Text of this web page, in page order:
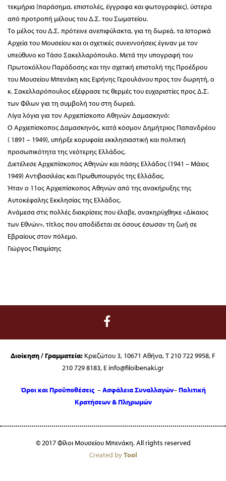
τεκμήρια (παράσημα, επιστολές, έγγραφα και φωτογραφίες), ύστερα
από προτροπή μέλους του Δ.Σ. του Σωματείου.
Το μέλος του Δ.Σ. πρότεινε ανεπιφύλακτα, για τη δωρεά, τα Ιστορικά
Αρχεία του Μουσείου και οι σχετικές συνεννοήσεις έγιναν με τον
υπεύθυνο κο Τάσο Σακελλαρόπουλο. Μετά την υπογραφή του
Πρωτοκόλλου Παράδοσης και την σχετική επιστολή της Προέδρου
του Μουσείου Μπενάκη κας Ειρήνης Γερουλάνου προς τον δωρητή, ο
κ. Σακελλαρόπουλος εξέφρασε τις θερμές του ευχαριστίες προς Δ.Σ.
των Φίλων για τη συμβολή του στη δωρεά.
Λίγα λόγια για τον Αρχιεπίσκοπο Αθηνών Δαμασκηνό:
Ο Αρχιεπίσκοπος Δαμασκηνός, κατά κόσμον Δημήτριος Παπανδρέου
( 1891 – 1949), υπήρξε κορυφαία εκκλησιαστική και πολιτική
προσωπικότητα της νεότερης Ελλάδος.
Διετέλεσε Αρχιεπίσκοπος Αθηνών και πάσης Ελλάδος (1941 – Μάιος
1949) Αντιβασιλέας και Πρωθυπουργός της Ελλάδας.
Ήταν ο 11ος Αρχιεπίσκοπος Αθηνών από της ανακήρυξης της
Αυτοκέφαλης Εκκλησίας της Ελλάδος.
Ανάμεσα στις πολλές διακρίσεις που έλαβε, ανακηρύχθηκε «Δίκαιος
των Εθνών», τίτλος που αποδίδεται σε όσους έσωσαν τη ζωή σε
Εβραίους στον πόλεμο.
Γιώργος Πισιμίσης
Διοίκηση / Γραμματεία: Κριεζώτου 3, 10671 Αθήνα, T 210 722 9958, F
210 729 8183, E info@filoibenaki.gr
Όροι και Προϋποθέσεις –Ασφάλεια Συναλλαγών– Πολιτική
Κρατήσεων & Πληρωμών
© 2017 Φίλοι Μουσείου Μπενάκη. All rights reserved
Created byTool